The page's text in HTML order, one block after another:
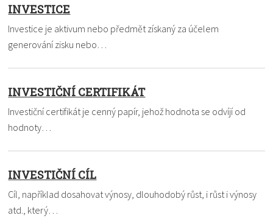
INVESTICE
Investice je aktivum nebo předmět získaný za účelem
generování zisku nebo…
INVESTIČNÍ CERTIFIKÁT
Investiční certifikát je cenný papír, jehož hodnota se odvíjí od
hodnoty…
INVESTIČNÍ CÍL
Cíl, například dosahovat výnosy, dlouhodobý růst, i růst i výnosy
atd., který…